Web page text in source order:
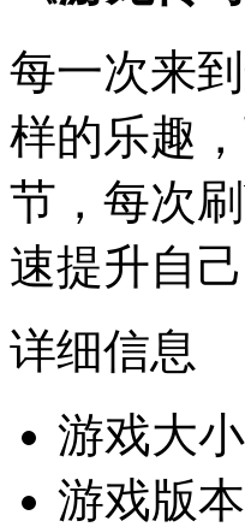
每一次来
样的乐趣
节，每次
速提升自
详细信息
游戏大
游戏版